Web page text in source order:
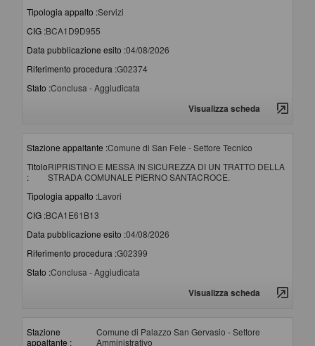
Tipologia appalto :Servizi
CIG :BCA1D9D955
Data pubblicazione esito :04/08/2026
Riferimento procedura :G02374
Stato :Conclusa - Aggiudicata
Visualizza scheda
Stazione appaltante :Comune di San Fele - Settore Tecnico
Titolo
:
RIPRISTINO E MESSA IN SICUREZZA DI UN TRATTO DELLA
STRADA COMUNALE PIERNO SANTACROCE.
Tipologia appalto :Lavori
CIG :BCA1E61B13
Data pubblicazione esito :04/08/2026
Riferimento procedura :G02399
Stato :Conclusa - Aggiudicata
Visualizza scheda
Stazione
appaltante :
Comune di Palazzo San Gervasio - Settore
Amministrativo